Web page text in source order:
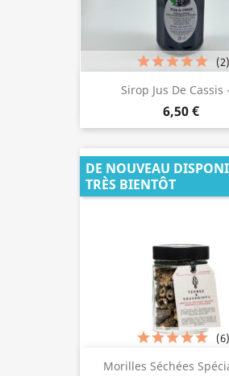
Sirop Jus De Cassis
6,50 €
(2)
Morilles Séchées
(6)
DE NOUVEAU
TRÈS BIENTÔT